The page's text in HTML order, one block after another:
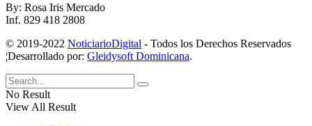
By: Rosa Iris Mercado
Inf. 829 418 2808
© 2019-2022 NoticiarioDigital - Todos los Derechos Reservados
¦Desarrollado por: Gleidysoft Dominicana.
No Result
View All Result